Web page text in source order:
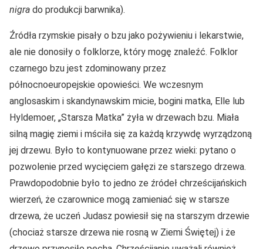
nigra do produkcji barwnika).
Źródła rzymskie pisały o bzu jako pożywieniu i lekarstwie,
ale nie donosiły o folklorze, który mogę znaleźć. Folklor
czarnego bzu jest zdominowany przez
północnoeuropejskie opowieści. We wczesnym
anglosaskim i skandynawskim micie, bogini matka, Elle lub
Hyldemoer, „Starsza Matka” żyła w drzewach bzu. Miała
silną magię ziemi i mściła się za każdą krzywdę wyrządzoną
jej drzewu. Było to kontynuowane przez wieki: pytano o
pozwolenie przed wycięciem gałęzi ze starszego drzewa.
Prawdopodobnie było to jedno ze źródeł chrześcijańskich
wierzeń, że czarownice mogą zamieniać się w starsze
drzewa, że uczeń Judasz powiesił się na starszym drzewie
(chociaż starsze drzewa nie rosną w Ziemi Świętej) i że